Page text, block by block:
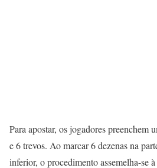
Para apostar, os jogadores preenchem
e 6 trevos. Ao marcar 6 dezenas na
inferior, o procedimento assemelha-se